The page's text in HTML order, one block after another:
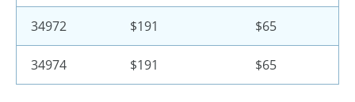
34972 $191 $65
34974 $191 $65